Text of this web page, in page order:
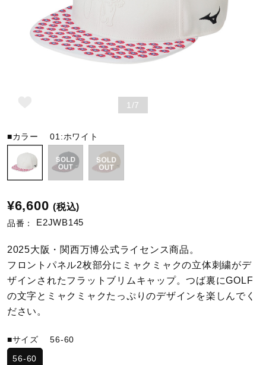
スイム
バレーボール
テニス／ソフトテニス
バドミントン
陸上競技
卓球
ソフトボール
1/7
■カラー01:ホワイト
¥6,600 (税込)
品番： E2JWB145
2025大阪・関西万博公式ライセンス商品。
フロントパネル2枚部分にミャクミャクの立体刺繍がデ
ザインされたフラットブリムキャップ。つば裏にGOLF
の文字とミャクミャクたっぷりのデザインを楽しんでく
ださい。
■サイズ56-60
56-60